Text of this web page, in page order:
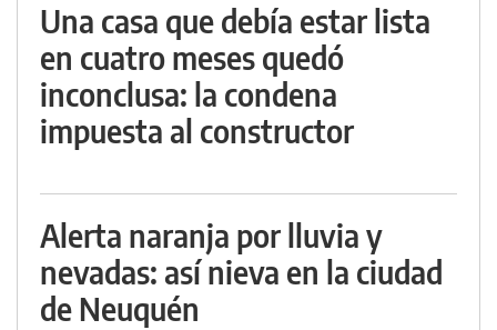
Una casa que debía estar lista
en cuatro meses quedó
inconclusa: la condena
impuesta al constructor
Alerta naranja por lluvia y
nevadas: así nieva en la ciudad
de Neuquén